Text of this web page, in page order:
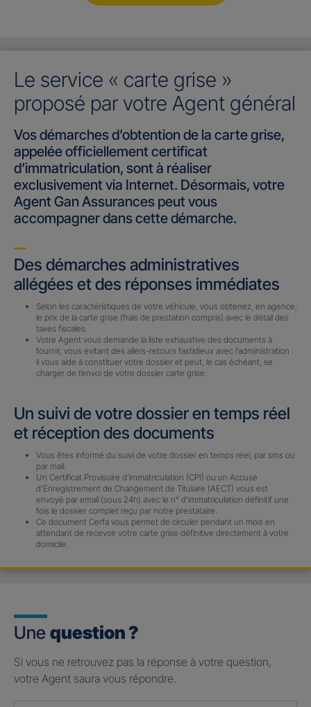
Le service « carte grise »
proposé par votre Agent général
Vos démarches d’obtention de la carte grise,
appelée officiellement certificat
d’immatriculation, sont à réaliser
exclusivement via Internet. Désormais, votre
Agent Gan Assurances peut vous
accompagner dans cette démarche.
Des démarches administratives
allégées et des réponses immédiates
Selon les caractéristiques de votre véhicule, vous obtenez, en agence,
le prix de la carte grise (frais de prestation compris) avec le détail des
taxes fiscales.
Votre Agent vous demande la liste exhaustive des documents à
fournir, vous évitant des allers-retours fastidieux avec l’administration :
il vous aide à constituer votre dossier et peut, le cas échéant, se
charger de l’envoi de votre dossier carte grise.
Un suivi de votre dossier en temps réel
et réception des documents
Vous êtes informé du suivi de votre dossier en temps réel, par sms ou
par mail.
Un Certificat Provisoire d’immatriculation (CPI) ou un Accusé
d’Enregistrement de Changement de Titulaire (AECT) vous est
envoyé par email (sous 24h) avec le n° d’immatriculation définitif une
fois le dossier complet reçu par notre prestataire.
Ce document Cerfa vous permet de circuler pendant un mois en
attendant de recevoir votre carte grise définitive directement à votre
domicile.
Une question ?
Si vous ne retrouvez pas la réponse à votre question,
votre Agent saura vous répondre.